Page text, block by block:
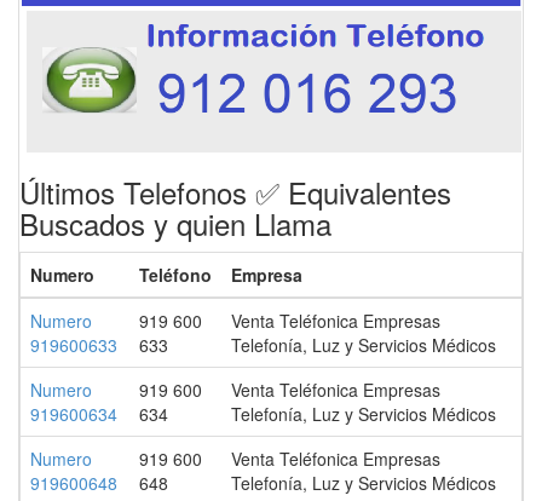
Últimos Telefonos ✅ Equivalentes
Buscados y quien Llama
Numero Teléfono
Empresa
Numero
919600633
919 600
633
Venta Teléfonica Empresas
Telefonía, Luz y Servicios Médicos
Numero
919600634
919 600
634
Venta Teléfonica Empresas
Telefonía, Luz y Servicios Médicos
Numero
919600648
919 600
648
Venta Teléfonica Empresas
Telefonía, Luz y Servicios Médicos